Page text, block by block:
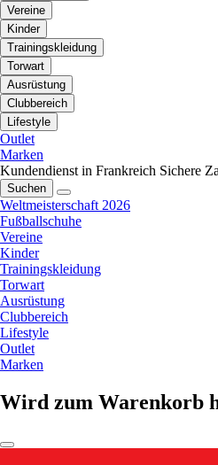
Vereine
Kinder
Trainingskleidung
Torwart
Ausrüstung
Clubbereich
Lifestyle
Outlet
Marken
Kundendienst in Frankreich Sichere
Suchen
Weltmeisterschaft 2026
Fußballschuhe
Vereine
Kinder
Trainingskleidung
Torwart
Ausrüstung
Clubbereich
Lifestyle
Outlet
Marken
Wird zum Warenkorb